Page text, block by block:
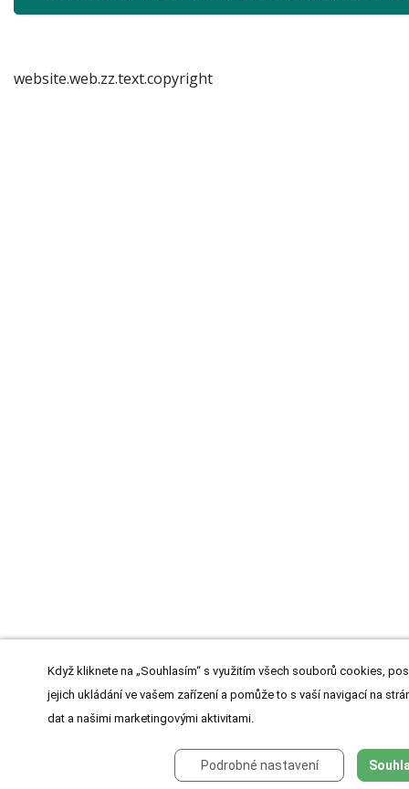
website.web.zz.text.copyright
Když kliknete na „Souhlasím“ s využitím všech souborů cookies,
jejich ukládání ve vašem zařízení a pomůže to s vaší navigací na
dat a našimi marketingovými aktivitami.
Podrobné nastavení